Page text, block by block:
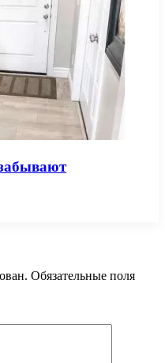
Обязательные поля